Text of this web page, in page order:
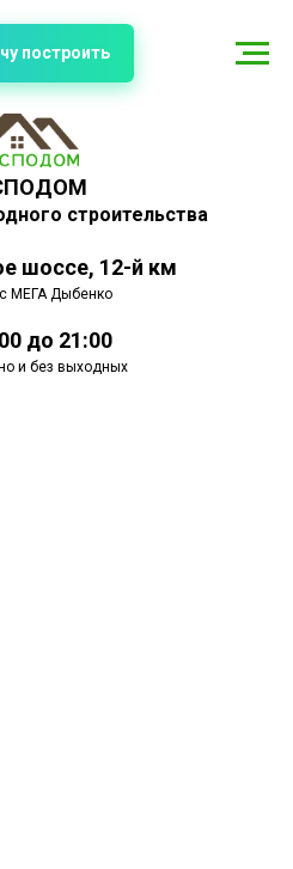
строительства
шоссе, 12-й км
МЕГА Дыбенко
до 21:00
и без выходных
построить